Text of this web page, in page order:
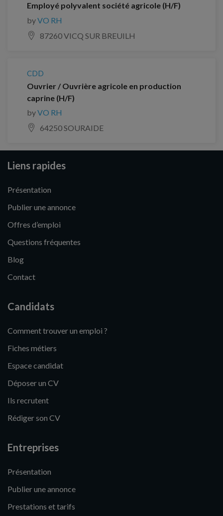
Employé polyvalent société agricole (H/F)
byVO RH
87260 VICQ SUR BREUILH
CDD
Ouvrier / Ouvrière agricole en production
caprine (H/F)
byVO RH
64250 SOURAIDE
Liens rapides
Présentation
Publier une annonce
Offres d’emploi
Questions fréquentes
Blog
Contact
Candidats
Comment trouver un emploi ?
Fiches métiers
Espace candidat
Déposer un CV
Ils recrutent
Rédiger son CV
Entreprises
Présentation
Publier une annonce
Prestations et tarifs